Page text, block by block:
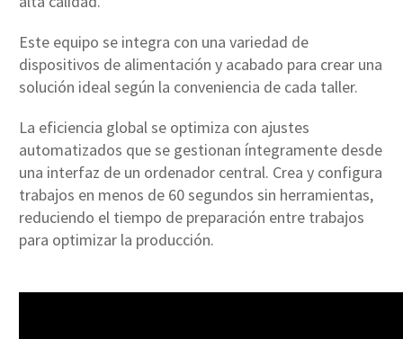
Este equipo se integra con una variedad de
dispositivos de alimentación y acabado para crear una
solución ideal según la conveniencia de cada taller.
La eficiencia global se optimiza con ajustes
automatizados que se gestionan íntegramente desde
una interfaz de un ordenador central. Crea y configura
trabajos en menos de 60 segundos sin herramientas,
reduciendo el tiempo de preparación entre trabajos
para optimizar la producción.